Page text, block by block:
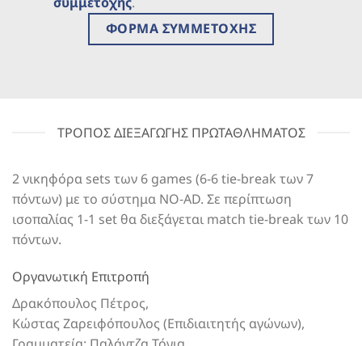
ΦΟΡΜΑ ΣΥΜΜΕΤΟΧΗΣ
ΤΡΟΠΟΣ ΔΙΕΞΑΓΩΓΗΣ ΠΡΩΤΑΘΛΗΜΑΤΟΣ
2 νικηφόρα sets των 6 games (6-6 tie-break των 7
πόντων) με το σύστημα NO-AD. Σε περίπτωση
ισοπαλίας 1-1 set θα διεξάγεται match tie-break των 10
πόντων.
Οργανωτική Επιτροπή
Δρακόπουλος Πέτρος,
Κώστας Ζαρειφόπουλος (Επιδιαιτητής αγώνων),